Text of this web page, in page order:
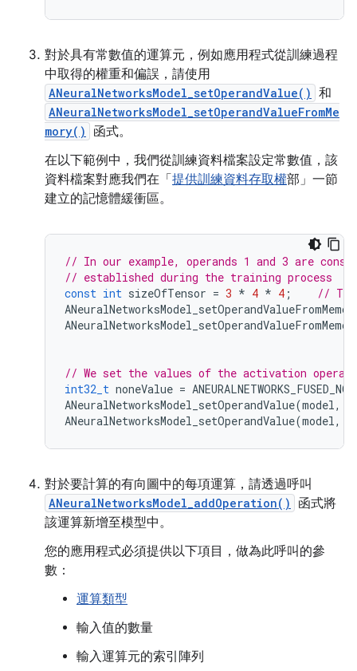
對於具有常數值的運算元，例如應用程式從訓練過程
中取得的權重和偏誤，請使用
ANeuralNetworksModel_setOperandValue() 和
ANeuralNetworksModel_setOperandValueFromMe
mory()
函式。
在以下範例中，我們從訓練資料檔案設定常數值，該
資料檔案對應我們在「提供訓練資料存取權部」一節
建立的記憶體緩衝區。
// In our example, operands 1 and 3 are
// established during the training process
const int sizeOfTensor = 3 * 4 * 4 ;
//
// We set the values of the activation
int32_t noneValue =
ANeuralNetworksModel_setOperandValue(model,
ANeuralNetworksModel_setOperandValue(model,
對於要計算的有向圖中的每項運算，請透過呼叫
ANeuralNetworksModel_addOperation()
函式將
該運算新增至模型中。
您的應用程式必須提供以下項目，做為此呼叫的參
數：
運算類型
輸入值的數量
輸入運算元的索引陣列